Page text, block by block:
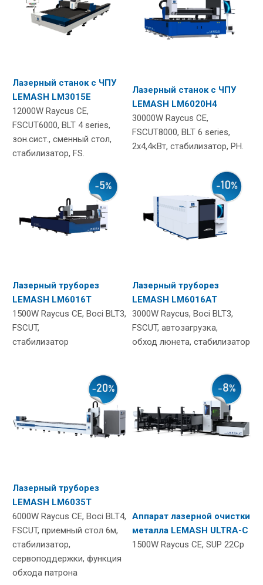
Лазерный станок с ЧПУ
LEMASH LM3015E
12000W Raycus CE,
FSCUT6000, BLT 4 series,
зон.сист., сменный стол,
cтабилизатор, FS.
Лазерный станок с ЧПУ
LEMASH LM6020H4
30000W Raycus CE,
FSCUT8000, BLT 6 series,
2x4,4кВт, cтабилизатор, PH.
Лазерный труборез
LEMASH LM6016T
1500W Raycus CE, Boci BLT3,
FSCUT,
стабилизатор
Лазерный труборез
LEMASH LM6016AT
3000W Raycus, Boci BLT3,
FSCUT, автозагрузка,
обход люнета, стабилизатор
Лазерный труборез
LEMASH LM6035T
6000W Raycus CE, Boci BLT4,
FSCUT, приемный стол 6м,
стабилизатор,
сервоподдержки, функция
обхода патрона
Аппарат лазерной очистки
металла LEMASH ULTRA-C
1500W Raycus CE, SUP 22Ср